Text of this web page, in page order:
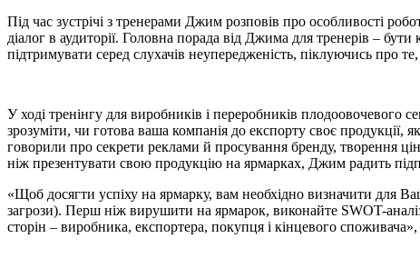
Під час зустрічі з тренерами Джим розповів про особливості
діалог в аудиторії. Головна порада від Джима для тренерів –
підтримувати серед слухачів неупередженість, піклуючись про
У ході тренінгу для виробників і переробників
зрозуміти, чи готова ваша компанія до експорту своє продукції,
говорили про секрети реклами й просування бренду, творення
ніж презентувати свою продукцію на ярмарках, Джим радить
«Щоб досягти успіху на ярмарку, вам необхідно визначити для
загрози). Перш ніж вирушити на ярмарок, виконайте SWOT-
сторін – виробника, експортера, покупця і кінцевого